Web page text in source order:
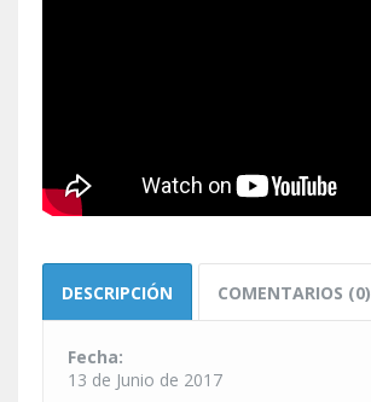
DESCRIPCIÓN COMENTARIOS (0)
Fecha:
13 de Junio de 2017